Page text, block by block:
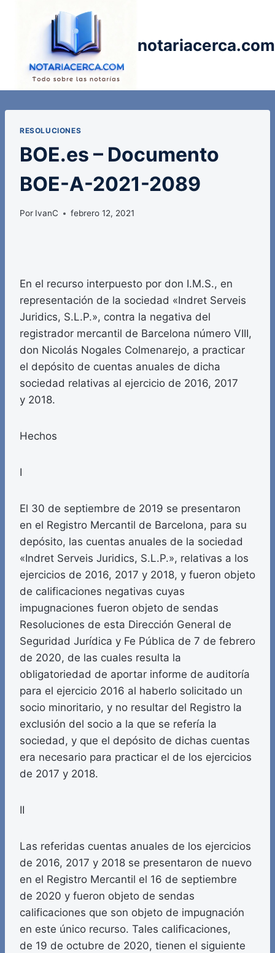
notariacerca.com
RESOLUCIONES
BOE.es – Documento
BOE-A-2021-2089
Por IvanC febrero 12, 2021
En el recurso interpuesto por don I.M.S., en
representación de la sociedad «Indret Serveis
Juridics, S.L.P.», contra la negativa del
registrador mercantil de Barcelona número VIII,
don Nicolás Nogales Colmenarejo, a practicar
el depósito de cuentas anuales de dicha
sociedad relativas al ejercicio de 2016, 2017
y 2018.
Hechos
I
El 30 de septiembre de 2019 se presentaron
en el Registro Mercantil de Barcelona, para su
depósito, las cuentas anuales de la sociedad
«Indret Serveis Juridics, S.L.P.», relativas a los
ejercicios de 2016, 2017 y 2018, y fueron objeto
de calificaciones negativas cuyas
impugnaciones fueron objeto de sendas
Resoluciones de esta Dirección General de
Seguridad Jurídica y Fe Pública de 7 de febrero
de 2020, de las cuales resulta la
obligatoriedad de aportar informe de auditoría
para el ejercicio 2016 al haberlo solicitado un
socio minoritario, y no resultar del Registro la
exclusión del socio a la que se refería la
sociedad, y que el depósito de dichas cuentas
era necesario para practicar el de los ejercicios
de 2017 y 2018.
II
Las referidas cuentas anuales de los ejercicios
de 2016, 2017 y 2018 se presentaron de nuevo
en el Registro Mercantil el 16 de septiembre
de 2020 y fueron objeto de sendas
calificaciones que son objeto de impugnación
en este único recurso. Tales calificaciones,
de 19 de octubre de 2020, tienen el siguiente